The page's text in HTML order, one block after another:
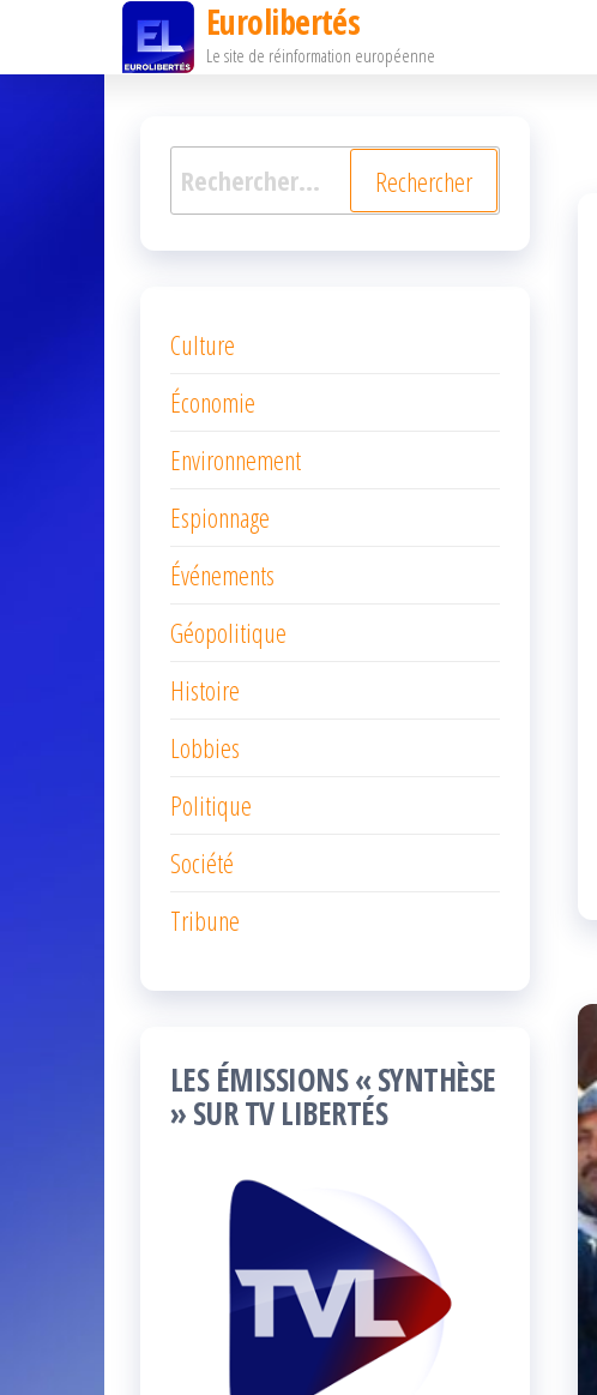
ce
Eurolibertés
Le site de réinformation européenne
Rechercher :
Culture
Économie
Environnement
Espionnage
Événements
Géopolitique
Histoire
Lobbies
Politique
Société
Tribune
LES ÉMISSIONS « SYNTHÈSE
» SUR TV LIBERTÉS